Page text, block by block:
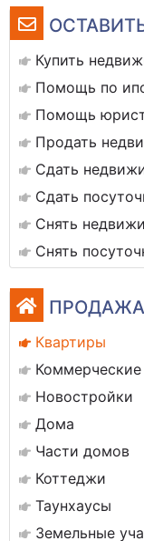
Купить
Помощь по
Помощь
Продать
Сдать
Сдать
Снять
Снять
ПРОДАЖА
Квартиры
Коммерческие
Новостройки
Дома
Части домов
Коттеджи
Таунхаусы
Земельные